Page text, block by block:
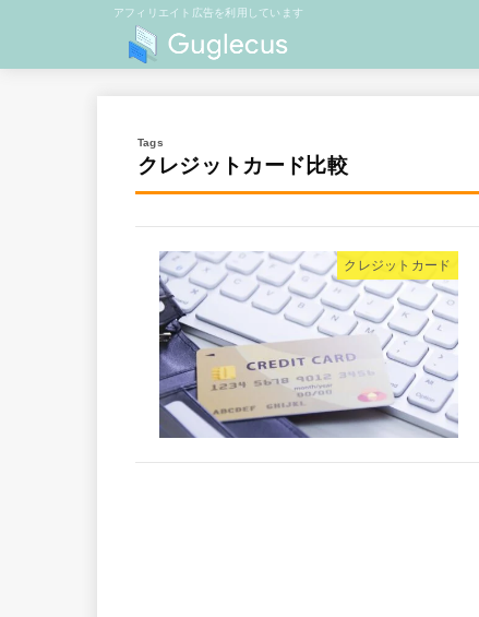
アフィリエイト広告を利用しています
クレジットカード比較
クレジットカード